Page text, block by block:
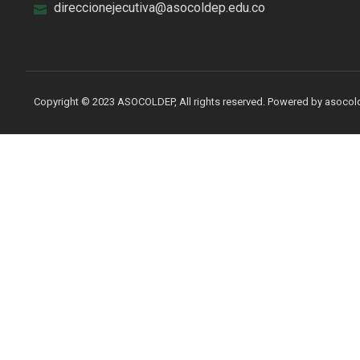
direccionejecutiva@asocoldep.edu.co
Copyright © 2023 ASOCOLDEP, All rights reserved. Powered by